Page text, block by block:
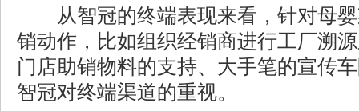
从智冠的终端表现来看，针对母婴
销动作，比如组织经销商进行工厂溯
门店助销物料的支持、大手笔的宣传
智冠对终端渠道的重视。